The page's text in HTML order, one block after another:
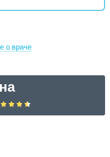
о враче